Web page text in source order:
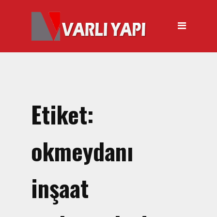
ANASAYFA
HAKKIMIZDA
Tabancası
El Arabası Satışı – Toptan,
Perakende Satış
İnşaat Küreği
Balyoz Malzemesi Satışı
Etiket:
okmeydanı
inşaat